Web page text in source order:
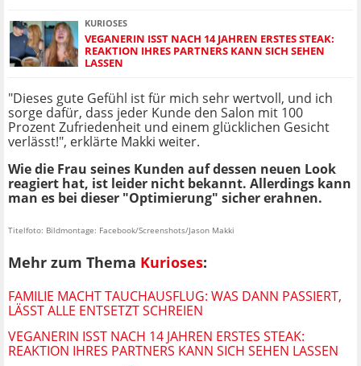
KURIOSES
VEGANERIN ISST NACH 14 JAHREN ERSTES STEAK:
REAKTION IHRES PARTNERS KANN SICH SEHEN
LASSEN
"Dieses gute Gefühl ist für mich sehr wertvoll, und ich
sorge dafür, dass jeder Kunde den Salon mit 100
Prozent Zufriedenheit und einem glücklichen Gesicht
verlässt!", erklärte Makki weiter.
Wie die Frau seines Kunden auf dessen neuen Look
reagiert hat, ist leider nicht bekannt. Allerdings kann
man es bei dieser "Optimierung" sicher erahnen.
Titelfoto: Bildmontage: Facebook/Screenshots/Jason Makki
Mehr zum Thema Kurioses:
FAMILIE MACHT TAUCHAUSFLUG: WAS DANN PASSIERT,
LÄSST ALLE ENTSETZT SCHREIEN
VEGANERIN ISST NACH 14 JAHREN ERSTES STEAK:
REAKTION IHRES PARTNERS KANN SICH SEHEN LASSEN